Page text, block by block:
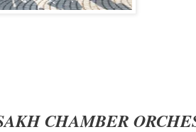
CHAMBER